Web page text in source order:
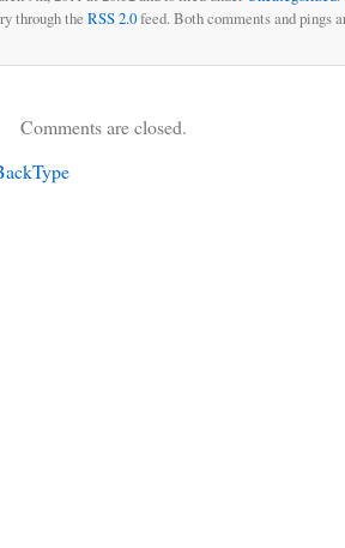
through the RSS 2.0feed. Both comments and pings
Comments are closed.